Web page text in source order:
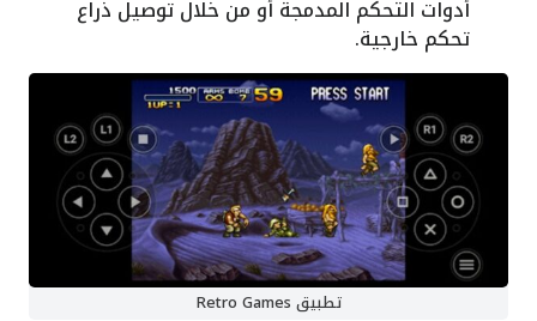
أدوات التحكم المدمجة أو من خلال توصيل ذراع
تحكم خارجية.
تطبيق Retro Games